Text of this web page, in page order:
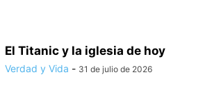
El Titanic y la iglesia de hoy
Verdad y Vida - 31 de julio de 2026